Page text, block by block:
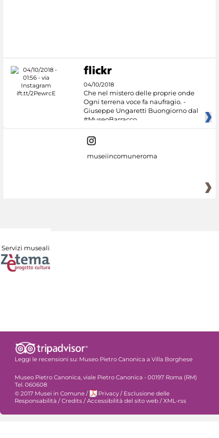
04/10/2018
Che nel mistero delle proprie onde
Ogni terrena voce fa naufragio. -
Giuseppe Ungaretti Buongiorno dal
#MuseoBarracco
museiincomuneroma
Servizi museali
Leggi le recensioni su: Museo Pietro Canonica a Villa Borghese
Museo Pietro Canonica, viale Pietro Canonica - 00197 Roma (RM)
Tel. 060608
© 2017 Musei in Comune / Privacy / Esclusione delle
Responsabilità / Credits / Accessibilità del sito web / XML-rss